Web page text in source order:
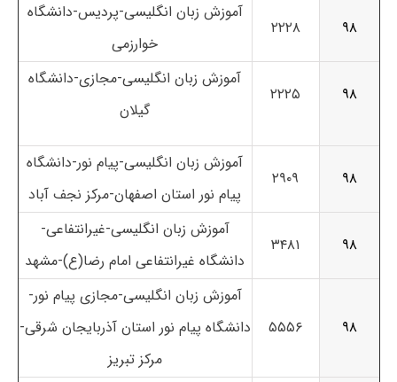
۹۸ ۲۲۲۸
آموزش زبان انگلیسی-پردیس-دانشگاه
خوارزمی
۹۸ ۲۲۲۵
آموزش زبان انگلیسی-مجازی-دانشگاه
گیلان
۹۸ ۲۹۰۹
آموزش زبان انگلیسی-پیام نور-دانشگاه
پیام نور استان اصفهان-مرکز نجف آباد
۹۸ ۳۴۸۱
آموزش زبان انگلیسی-غیرانتفاعی-
دانشگاه غیرانتفاعی امام رضا(ع)-مشهد
۹۸ ۵۵۵۶
آموزش زبان انگلیسی-مجازی پیام نور-
دانشگاه پیام نور استان آذربایجان شرقی-
مرکز تبریز